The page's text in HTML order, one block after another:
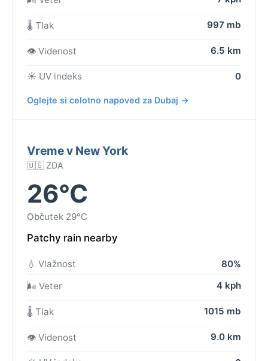
🌡️ Tlak 997 mb
👁️ Videnost 6.5 km
☀️ UV indeks 0
Oglejte si celotno napoved za Dubaj →
Vreme v New York
🇺🇸 ZDA
26°C
Občutek 29°C
Patchy rain nearby
💧 Vlažnost
80%
🌬️ Veter
4 kph
🌡️ Tlak 1015 mb
👁️ Videnost 9.0 km